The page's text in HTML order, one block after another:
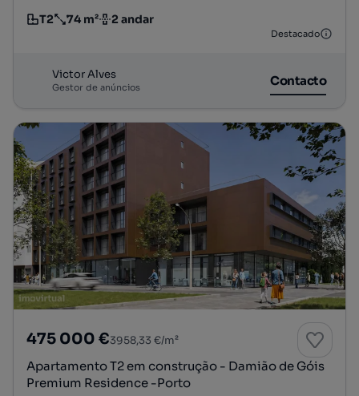
Tipologia
T2
Preço por metro quadrado
74 m²
Andar 2 andar
Destacado
Victor Alves
Gestor de anúncios Contacto
475 000 €3958,33 €/m²
Apartamento T2 em construção - Damião de Góis
Premium Residence -Porto